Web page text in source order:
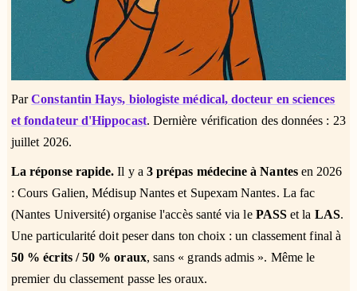
ParConstantin Hays, biologiste médical, docteur en sciences
et fondateur d'Hippocast. Dernière vérification des données : 23
juillet 2026.
La réponse rapide. Il y a 3 prépas médecine à Nantesen 2026
: Cours Galien, Médisup Nantes et Supexam Nantes. La fac
(Nantes Université) organise l'accès santé via le PASS et la LAS.
Une particularité doit peser dans ton choix : un classement final à
50 % écrits / 50 % oraux, sans « grands admis ». Même le
premier du classement passe les oraux.